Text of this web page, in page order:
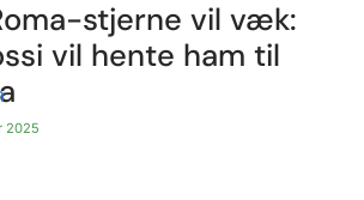
stjerne vil væk:
vil hente ham til
2025